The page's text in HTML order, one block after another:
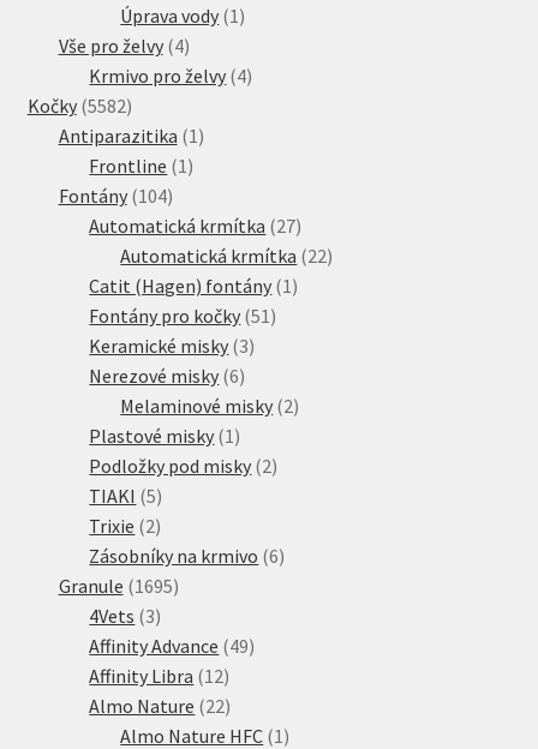
produkt
Úprava vody 1 1
Vše pro želvy 44
produkty
Krmivo pro želvy 44
Kočky 55825582
produktů
Antiparazitika 1 1
Frontline 1 1
Fontány 104104
produktů
Automatická krmítka 2727
produktů
Automatická krmítka 2222
Catit (Hagen) fontány 1 1
Fontány pro kočky 51 51
Keramické misky 33
Nerezové misky 66
produktů
Melaminové misky 22
Plastové misky 1 1
produkt
Podložky pod misky 22
TIAKI 55
produktů
Trixie 22
produkty
Zásobníky na krmivo 66
Granule 16951695
4Vets 33
produkty
Affinity Advance 4949
Affinity Libra 1212
produktů
Almo Nature 2222
produktů
Almo Nature HFC 1 1